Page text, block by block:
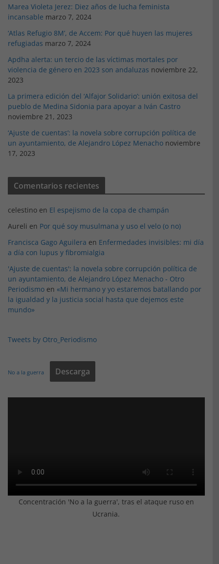
Marea Violeta Jerez: Diez años de lucha feminista
incansable marzo 7, 2024
‘Atlas Refugio 8M’, de Accem: Por qué huyen las mujeres
refugiadas marzo 7, 2024
Apdha alerta: un tercio de las víctimas mortales por
violencia de género en 2023 son andaluzas noviembre 22,
2023
La primera edición del ‘Alfajor Solidario’: unión exitosa del
pueblo de Medina Sidonia para apoyar a Iván Castro
noviembre 21, 2023
‘Ajuste de cuentas’: la novela sobre corrupción política de
un ayuntamiento, de Alejandro López Menacho noviembre
17, 2023
Comentarios recientes
celestino en El espejismo de la copa de champán
Aureli en Por qué soy musulmana y uso el velo (o no)
Francisca Gago Aguilera en Enfermedades invisibles: mi día
a día con lupus y fibromialgia
'Ajuste de cuentas': la novela sobre corrupción política de
un ayuntamiento, de Alejandro López Menacho - Otro
Periodismo en «Mi hermano y yo estaremos batallando por
la igualdad y la justicia social hasta que dejemos este
mundo»
Tweets by Otro_Periodismo
No a la guerra Descarga
Concentración 'No a la guerra', tras el ataque ruso en
Ucrania.